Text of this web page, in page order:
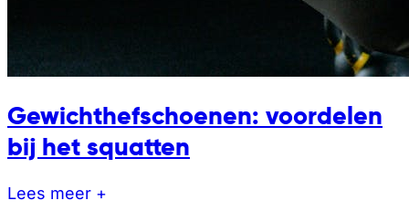
Gewichthefschoenen: voordelen
bij het squatten
Lees meer +